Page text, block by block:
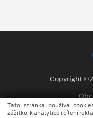
Copyright
Tato stránka používá
zážitku, k analytice i cílení